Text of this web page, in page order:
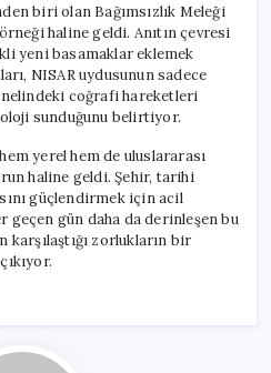
biri olan Bağımsızlık Meleği
haline geldi. Anıtın çevresi
yeni basamaklar eklemek
NISAR uydusunun sadece
coğrafi hareketleri
sunduğunu belirtiyor.
yerel hem de uluslararası
haline geldi. Şehir, tarihi
güçlendirmek için acil
geçen gün daha da derinleşen bu
zorlukların bir